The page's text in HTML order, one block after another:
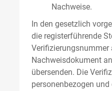
Nachweise.
In den gesetzlich
die registerführende
Verifizierungsnummer
Nachweisdokument
übersenden. Die
personenbezogen